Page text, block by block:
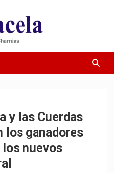
y las Cuerdas
los ganadores
nuevos